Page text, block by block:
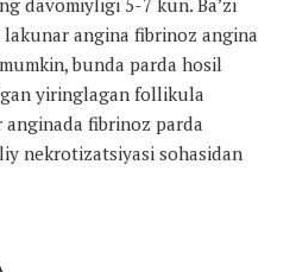
angina fibrinoz angina
bunda parda hosil
yiringlagan follikula
fibrinoz parda
nekrotizatsiyasi sohasidan